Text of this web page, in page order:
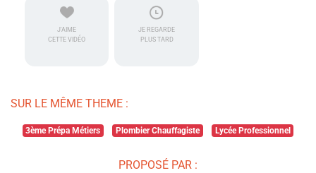
J'AIME
CETTE VIDÉO
JE REGARDE
PLUS TARD
SUR LE MÊME THEME :
3ème Prépa Métiers Plombier Chauffagiste Lycée Professionnel
PROPOSÉ PAR :